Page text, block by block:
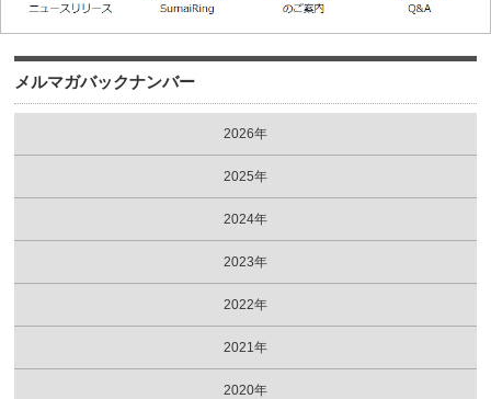
メルマガバックナンバー
2026年
2025年
2024年
2023年
2022年
2021年
2020年